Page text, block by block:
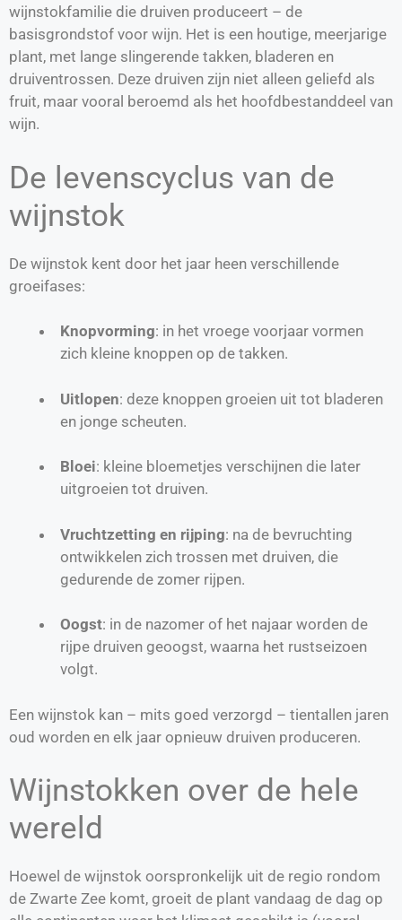
wijnstokfamilie die druiven produceert – de
basisgrondstof voor wijn. Het is een houtige, meerjarige
plant, met lange slingerende takken, bladeren en
druiventrossen. Deze druiven zijn niet alleen geliefd als
fruit, maar vooral beroemd als het hoofdbestanddeel van
wijn.
De levenscyclus van de
wijnstok
De wijnstok kent door het jaar heen verschillende
groeifases:
Knopvorming: in het vroege voorjaar vormen
zich kleine knoppen op de takken.
Uitlopen: deze knoppen groeien uit tot bladeren
en jonge scheuten.
Bloei: kleine bloemetjes verschijnen die later
uitgroeien tot druiven.
Vruchtzetting en rijping: na de bevruchting
ontwikkelen zich trossen met druiven, die
gedurende de zomer rijpen.
Oogst: in de nazomer of het najaar worden de
rijpe druiven geoogst, waarna het rustseizoen
volgt.
Een wijnstok kan – mits goed verzorgd – tientallen jaren
oud worden en elk jaar opnieuw druiven produceren.
Wijnstokken over de hele
wereld
Hoewel de wijnstok oorspronkelijk uit de regio rondom
de Zwarte Zee komt, groeit de plant vandaag de dag op